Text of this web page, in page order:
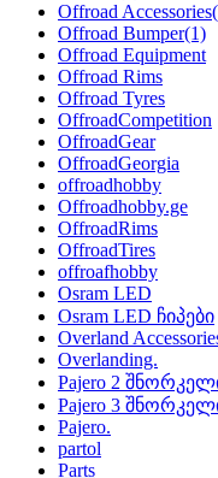
Offroad Accessories
Offroad Bumper(1)
Offroad Equipment
Offroad Rims
Offroad Tyres
OffroadCompetition
OffroadGear
OffroadGeorgia
offroadhobby
Offroadhobby.ge
OffroadRims
OffroadTires
offroafhobby
Osram LED
Osram LED ჩიპები
Overland
Overlanding.
Pajero 2
Pajero 3
Pajero.
partol
Parts